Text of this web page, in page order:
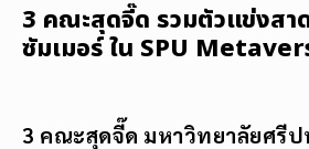
3 คณะสุดจี๊ด รวมตัวแข่งสา
ซัมเมอร์ ใน SPU
3 คณะสุดจี๊ด มหาวิทยาลัยศรี